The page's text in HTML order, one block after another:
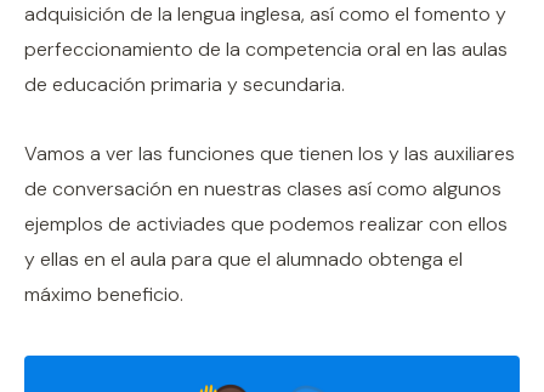
adquisición de la lengua inglesa, así como el fomento y
perfeccionamiento de la competencia oral en las aulas
de educación primaria y secundaria.
Vamos a ver las funciones que tienen los y las auxiliares
de conversación en nuestras clases así como algunos
ejemplos de activiades que podemos realizar con ellos
y ellas en el aula para que el alumnado obtenga el
máximo beneficio.